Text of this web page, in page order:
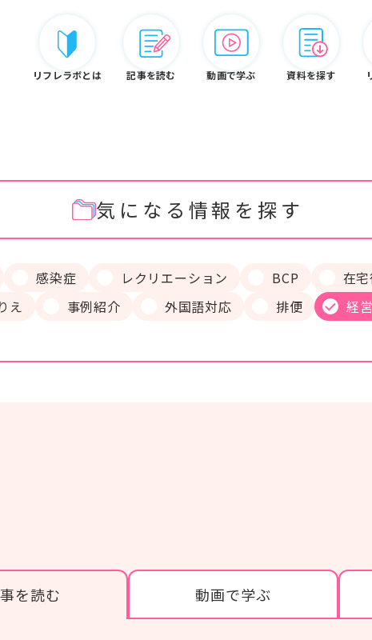
リフレラボとは 記事を読む 動画で学ぶ 資料を探す
ードから探す
感染症 #レクリエーション
#BCP
気になる情報を探す
感染症 レクリエーション BCP 在
え 事例紹介 外国語対応 排便 経
を読む 動画で学ぶ